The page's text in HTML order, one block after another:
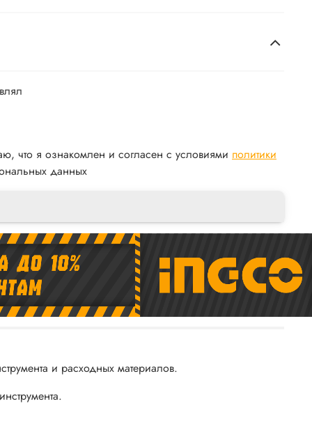
что я ознакомлен и согласен с условиями политики
данных
и расходных материалов.